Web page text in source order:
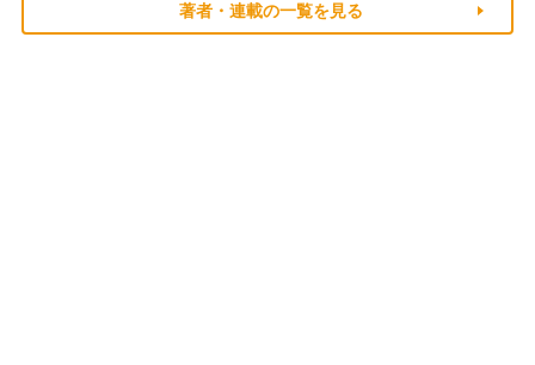
著者・連載の一覧を見る